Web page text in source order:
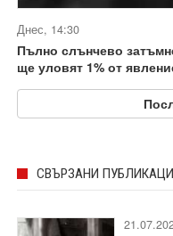
Днес, 14:30
Пълно слънчево
ще уловят 1% от
СВЪРЗАНИ